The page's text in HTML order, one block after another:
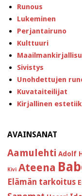
Runous
Lukeminen
Perjantairuno
Kulttuuri
Sivistys
Unohdettujen
Kuvataiteilijat
Kirjallinen
AVAINSANAT
Aamulehti Adolf
Kivi Ateena
Elämän tarkoitus